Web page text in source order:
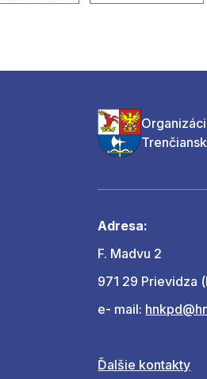
Adresa:
F. Madvu 2
971 29 Prievidza
e- mail:
Ďalšie kontakty